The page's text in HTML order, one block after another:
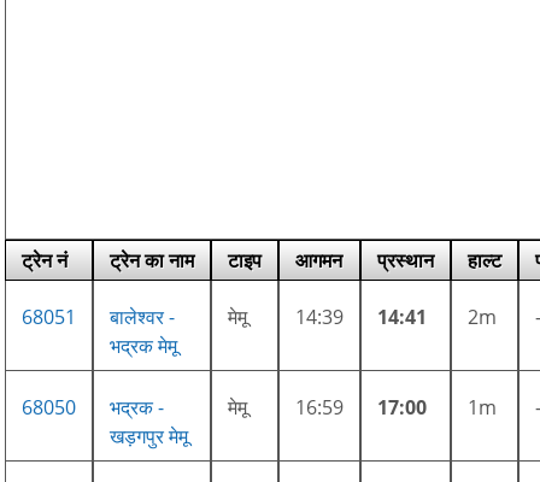
ट्रेन नं ट्रेन का नाम टाइप आगमन प्रस्थान हाल्ट
68051
बालेश्वर -
भद्रक मेमू
मेमू 14:39 14:41 2m
68050
भद्रक -
खड़गपुर मेमू
मेमू 16:59 17:00 1m